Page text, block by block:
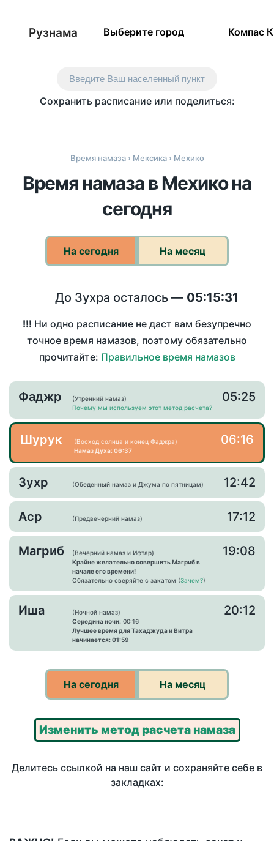
Рузнама Выберите город Компас
Введите Ваш населенный пункт
Сохранить расписание или поделиться:
Время намаза› Мексика› Мехико
Время намаза в Мехико на
сегодня
На сегодня На месяц
До Зухра осталось — 05:15:31
!!! Ни одно расписание не даст вам безупречно
точное время намазов, поэтому обязательно
прочитайте: Правильное время намазов
Фаджр
(Утренний намаз)
Почему мы используем этот метод расчета?
05:25
Шурук
(Восход солнца и конец Фаджра)
Намаз Духа: 06:37
06:16
Зухр (Обеденный намаз и Джума по пятницам) 12:42
Аср (Предвечерний намаз) 17:12
Магриб
(Вечерний намаз и Ифтар)
Крайне желательно совершить Магриб в
начале его времени!
Обязательно сверяйте с закатом (Зачем?)
19:08
Иша
(Ночной намаз)
Середина ночи: 00:16
Лучшее время для Тахаджуда и Витра
начинается: 01:59
20:12
На сегодня На месяц
Изменить метод расчета намаза
Делитесь ссылкой на наш сайт и сохраняйте себе в
закладках: